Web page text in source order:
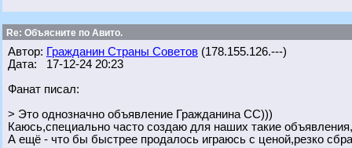
Re: Объясните по Авито.
Автор: Гражданин Страны Советов (178.155.126.---)
Дата: 17-12-24 20:23
Фанат писал:
> Это однозначно объявление Гражданина СС)))
Каюсь,специально часто создаю для наших такие
А ещё - что бы быстрее продалось играюсь с ценой,резко